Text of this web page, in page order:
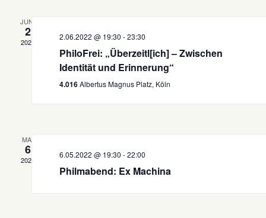
JUNI
2
2022
2.06.2022 @ 19:30 -23:30
PhiloFrei: „Überzeitl[ich] – Zwischen
Identität und Erinnerung“
4.016Albertus Magnus Platz, Köln
MAI
6
2022
6.05.2022 @ 19:30 -22:00
Philmabend: Ex Machina